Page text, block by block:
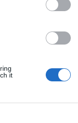
it